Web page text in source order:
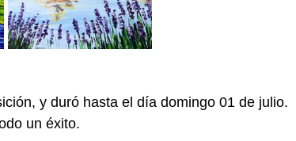
y duró hasta el día domingo 01 de julio.
un éxito.